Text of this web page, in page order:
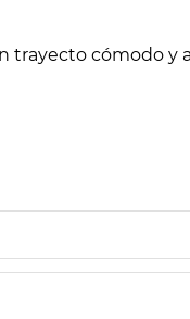
trayecto cómodo y